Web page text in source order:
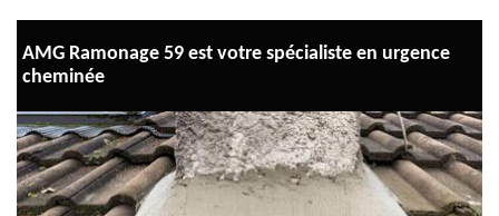
AMG Ramonage 59 est votre spécialiste en urgence
cheminée